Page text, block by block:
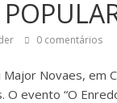
0 comentários
Novaes, em
evento “O